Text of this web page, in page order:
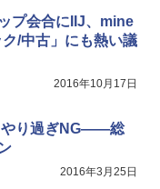
プ会合にIIJ、mine
/中古」にも熱い議
2016年10月17日
やり過ぎNG――総
2016年3月25日